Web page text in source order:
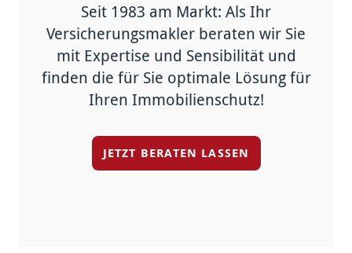
Seit 1983 am Markt: Als Ihr
Versicherungsmakler beraten wir Sie
mit Expertise und Sensibilität und
finden die für Sie optimale Lösung für
Ihren Immobilien­schutz!
JETZT BERATEN LASSEN